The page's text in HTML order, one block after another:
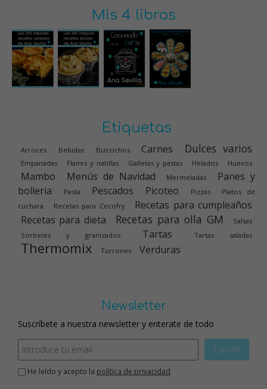
Mis 4 libros
Etiquetas
Arroces Bebidas Bizcochos Carnes Dulces varios
Empanadas Flanes y natillas Galletas y pastas Helados Huevos
Mambo Menús de Navidad Mermeladas
Panes y
bolleria
Pasta Pescados Picoteo Pizzas
Platos de
cuchara
Recetas para Cecofry
Recetas para cumpleaños
Recetas para dieta
Recetas para olla GM
Salsas
Sorbetes y granizados
Tartas Tartas saladas
Thermomix Turrones Verduras
Newsletter
Suscríbete a nuestra newsletter y enterate de todo
ENVIAR
He leído y acepto la política de privacidad